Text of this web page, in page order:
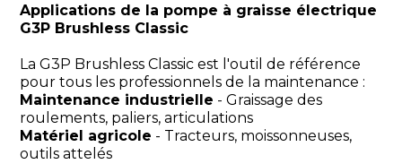
Applications de la pompe à graisse électrique
G3P Brushless Classic
La G3P Brushless Classic est l'outil de référence
pour tous les professionnels de la maintenance :
Maintenance industrielle - Graissage des
roulements, paliers, articulations
Matériel agricole - Tracteurs, moissonneuses,
outils attelés